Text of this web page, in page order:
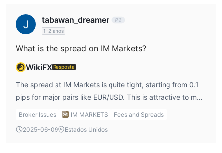
tabawan_dreamer
1-2 anos
What is the spread on IM Markets?
WikiFX Resposta
The spread at IM Markets is quite tight, starting from 0.1
pips for major pairs like EUR/USD. This is attractive to me
as it helps reduce my trading costs. However, spreads
always check the latest rates before executing any
Broker Issues IM MARKETS
Fees and Spreads
2025-06-09
Estados Unidos